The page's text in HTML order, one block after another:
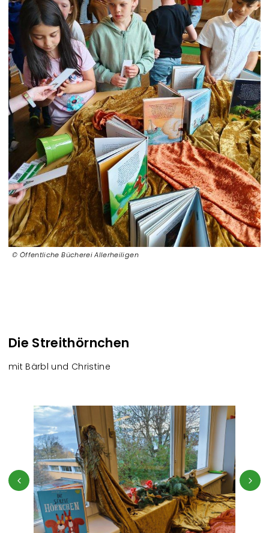
Öffentliche Bücherei Allerheiligen
Die Streithörnchen
mit Bärbl und Christine